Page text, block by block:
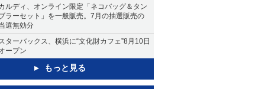
ルディ、オンライン限定「ネコバッグ＆タン
ラーセット」を一般販売。7月の抽選販売の
選無効分
ターバックス、横浜に“文化財カフェ”8月10日
ープン
もっと見る